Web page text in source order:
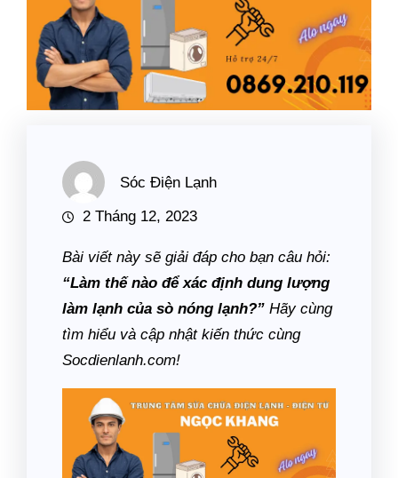
Sóc Điện Lạnh
2 Tháng 12, 2023
Bài viết này sẽ giải đáp cho bạn câu hỏi:
“Làm thế nào để xác định dung lượng
làm lạnh của sò nóng lạnh?” Hãy cùng
tìm hiểu và cập nhật kiến thức cùng
Socdienlanh.com!